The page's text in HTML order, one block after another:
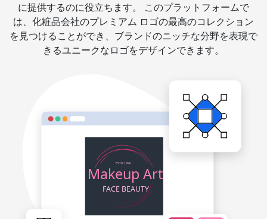
に提供するのに役立ちます。 このプラットフォームで
は、化粧品会社のプレミアム ロゴの最高のコレクション
を見つけることができ、ブランドのニッチな分野を表現で
きるユニークなロゴをデザインできます。